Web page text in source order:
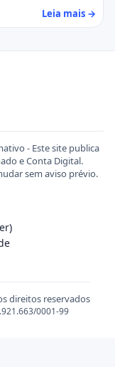
Leia mais →
- Este site publica
e Conta Digital.
sem aviso prévio.
direitos reservados
0001-99